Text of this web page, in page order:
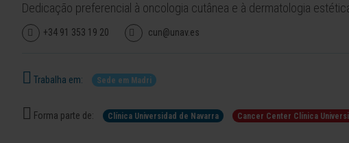
Dedicação preferencial à oncologia cutânea e à dermatologia
+34 91 353 19 20 cun@unav.es
Trabalha em: Sede em Madri
Forma parte de: Clínica Universidad de Navarra Cancer Center Clínica